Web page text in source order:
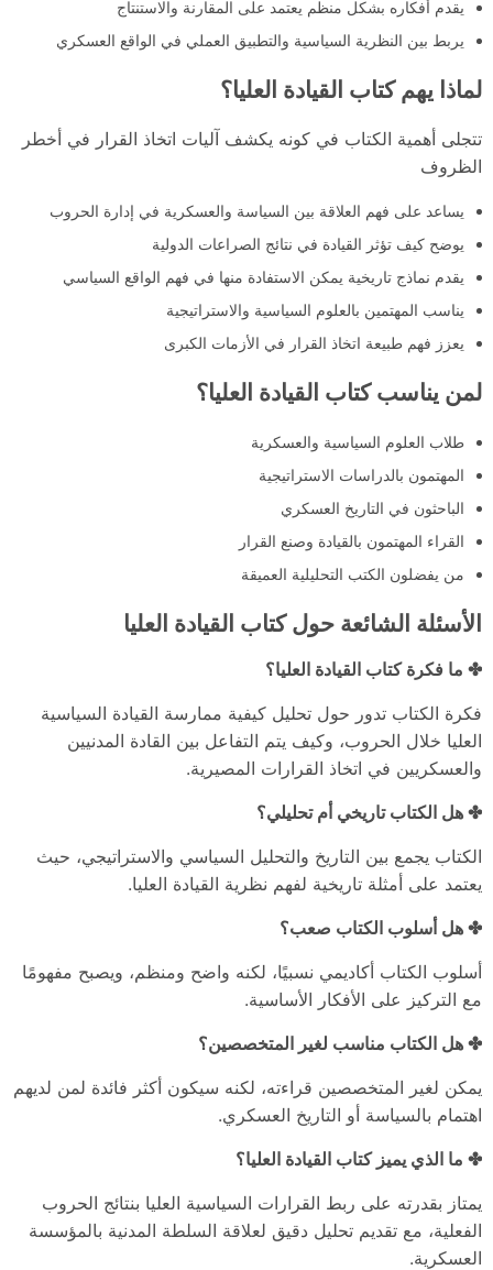
يقدم أفكاره بشكل منظم يعتمد على المقارنة والاستنتاج
يربط بين النظرية السياسية والتطبيق العملي في الواقع العسكري
لماذا يهم كتاب القيادة العليا؟
تتجلى أهمية الكتاب في كونه يكشف آليات اتخاذ القرار في أخطر
الظروف
يساعد على فهم العلاقة بين السياسة والعسكرية في إدارة الحروب
يوضح كيف تؤثر القيادة في نتائج الصراعات الدولية
يقدم نماذج تاريخية يمكن الاستفادة منها في فهم الواقع السياسي
يناسب المهتمين بالعلوم السياسية والاستراتيجية
يعزز فهم طبيعة اتخاذ القرار في الأزمات الكبرى
لمن يناسب كتاب القيادة العليا؟
طلاب العلوم السياسية والعسكرية
المهتمون بالدراسات الاستراتيجية
الباحثون في التاريخ العسكري
القراء المهتمون بالقيادة وصنع القرار
من يفضلون الكتب التحليلية العميقة
الأسئلة الشائعة حول كتاب القيادة العليا
✤ ما فكرة كتاب القيادة العليا؟
فكرة الكتاب تدور حول تحليل كيفية ممارسة القيادة السياسية
العليا خلال الحروب، وكيف يتم التفاعل بين القادة المدنيين
والعسكريين في اتخاذ القرارات المصيرية.
✤ هل الكتاب تاريخي أم تحليلي؟
الكتاب يجمع بين التاريخ والتحليل السياسي والاستراتيجي، حيث
يعتمد على أمثلة تاريخية لفهم نظرية القيادة العليا.
✤ هل أسلوب الكتاب صعب؟
أسلوب الكتاب أكاديمي نسبيًا، لكنه واضح ومنظم، ويصبح مفهومًا
مع التركيز على الأفكار الأساسية.
✤ هل الكتاب مناسب لغير المتخصصين؟
يمكن لغير المتخصصين قراءته، لكنه سيكون أكثر فائدة لمن لديهم
اهتمام بالسياسة أو التاريخ العسكري.
✤ ما الذي يميز كتاب القيادة العليا؟
يمتاز بقدرته على ربط القرارات السياسية العليا بنتائج الحروب
الفعلية، مع تقديم تحليل دقيق لعلاقة السلطة المدنية بالمؤسسة
العسكرية.